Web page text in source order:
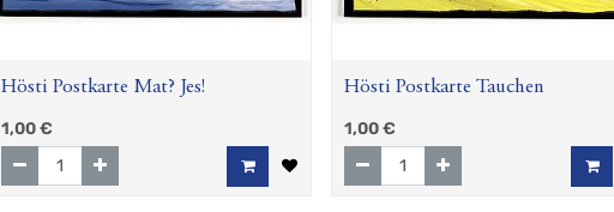
Hösti Postkarte Mat? Jes!
1,00€
Hösti Postkarte Tauchen
1,00€